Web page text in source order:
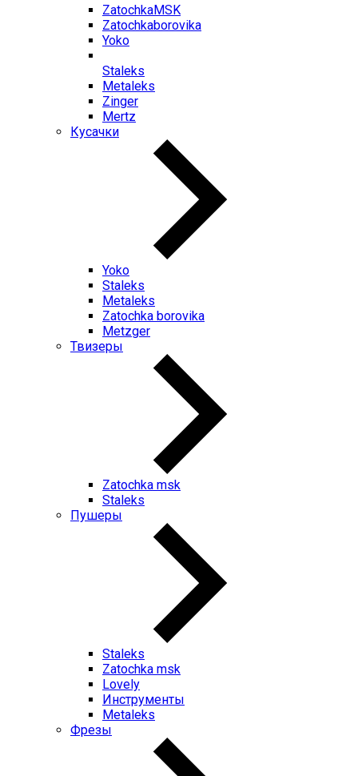
ZatochkaMSK
Zatochkaborovika
Yoko
Staleks
Metaleks
Zinger
Mertz
Кусачки
Yoko
Staleks
Metaleks
Zatochka borovika
Metzger
Твизеры
Zatochka msk
Staleks
Пушеры
Staleks
Zatochka msk
Lovely
Инструменты
Metaleks
Фрезы